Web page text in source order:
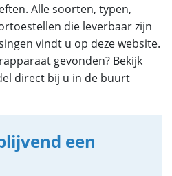
Alle soorten, typen,
die leverbaar zijn
vindt u op deze website.
gevonden? Bekijk
direct bij u in de buurt
een